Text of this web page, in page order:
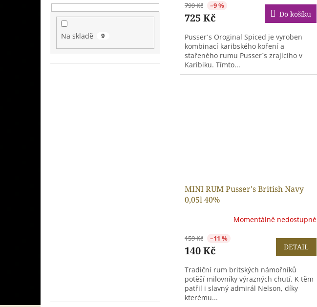
Na skladě 9
799 Kč –9 %
725 Kč Do košíku
Pusser´s Oroginal Spiced je vyroben
kombinací karibského koření a
stařeného rumu Pusser´s zrajícího v
Karibiku. Tímto...
MINI RUM Pusser's British Navy
0,05l 40%
Momentálně nedostupné
159 Kč –11 %
140 Kč DETAIL
Tradiční rum britských námořníků
potěší milovníky výrazných chutí. K těm
patřil i slavný admirál Nelson, díky
kterému...